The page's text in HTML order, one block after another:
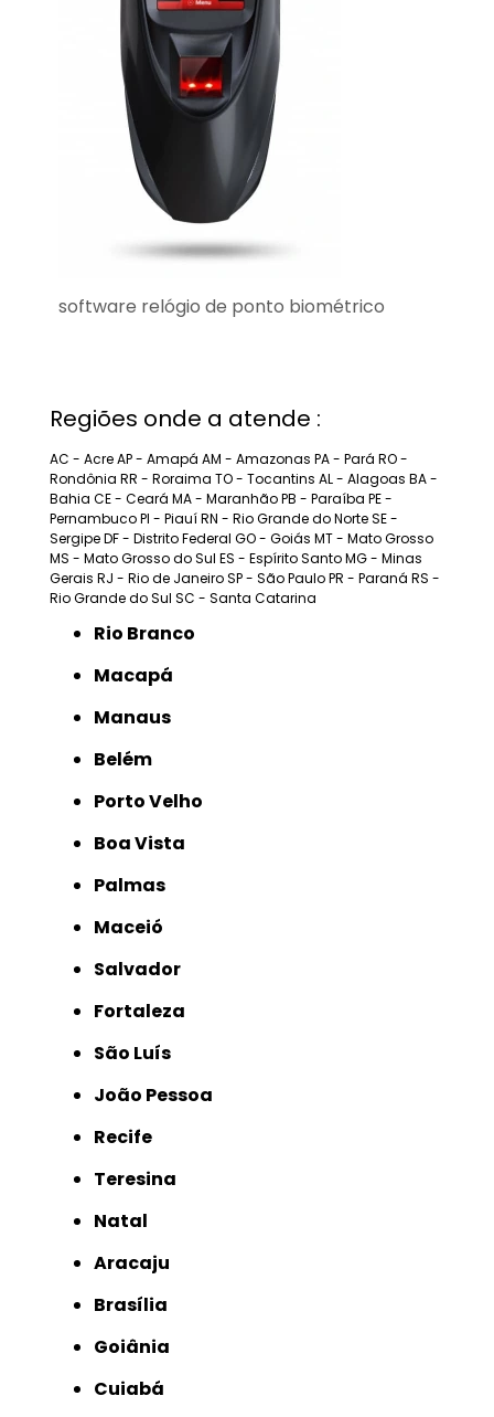
software relógio de ponto biométrico
Regiões onde a atende :
AC - AcreAP - Amapá AM - Amazonas PA - Pará RO -
Rondônia RR - Roraima TO - Tocantins AL - Alagoas BA -
Bahia CE - Ceará MA - MaranhãoPB - Paraíba PE -
PernambucoPI - PiauíRN - Rio Grande do NorteSE -
SergipeDF - Distrito Federal GO - Goiás MT - Mato Grosso
MS - Mato Grosso do Sul ES - Espírito SantoMG - Minas
Gerais RJ - Rio de JaneiroSP - São PauloPR - Paraná RS -
Rio Grande do Sul SC - Santa Catarina
Rio Branco
Macapá
Manaus
Belém
Porto Velho
Boa Vista
Palmas
Maceió
Salvador
Fortaleza
São Luís
João Pessoa
Recife
Teresina
Natal
Aracaju
Brasília
Goiânia
Cuiabá